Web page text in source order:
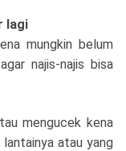
lagi
mungkin belum
najis-najis bisa
mengucek kena
atau yang